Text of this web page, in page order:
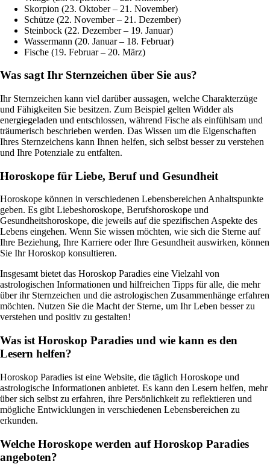
Skorpion (23. Oktober – 21. November)
Schütze (22. November – 21. Dezember)
Steinbock (22. Dezember – 19. Januar)
Wassermann (20. Januar – 18. Februar)
Fische (19. Februar – 20. März)
Was sagt Ihr Sternzeichen über Sie aus?
Ihr Sternzeichen kann viel darüber aussagen, welche Charakterzüge
und Fähigkeiten Sie besitzen. Zum Beispiel gelten Widder als
energiegeladen und entschlossen, während Fische als einfühlsam und
träumerisch beschrieben werden. Das Wissen um die Eigenschaften
Ihres Sternzeichens kann Ihnen helfen, sich selbst besser zu verstehen
und Ihre Potenziale zu entfalten.
Horoskope für Liebe, Beruf und Gesundheit
Horoskope können in verschiedenen Lebensbereichen Anhaltspunkte
geben. Es gibt Liebeshoroskope, Berufshoroskope und
Gesundheitshoroskope, die jeweils auf die spezifischen Aspekte des
Lebens eingehen. Wenn Sie wissen möchten, wie sich die Sterne auf
Ihre Beziehung, Ihre Karriere oder Ihre Gesundheit auswirken, können
Sie Ihr Horoskop konsultieren.
Insgesamt bietet das Horoskop Paradies eine Vielzahl von
astrologischen Informationen und hilfreichen Tipps für alle, die mehr
über ihr Sternzeichen und die astrologischen Zusammenhänge erfahren
möchten. Nutzen Sie die Macht der Sterne, um Ihr Leben besser zu
verstehen und positiv zu gestalten!
Was ist Horoskop Paradies und wie kann es den
Lesern helfen?
Horoskop Paradies ist eine Website, die täglich Horoskope und
astrologische Informationen anbietet. Es kann den Lesern helfen, mehr
über sich selbst zu erfahren, ihre Persönlichkeit zu reflektieren und
mögliche Entwicklungen in verschiedenen Lebensbereichen zu
erkunden.
Welche Horoskope werden auf Horoskop Paradies
angeboten?